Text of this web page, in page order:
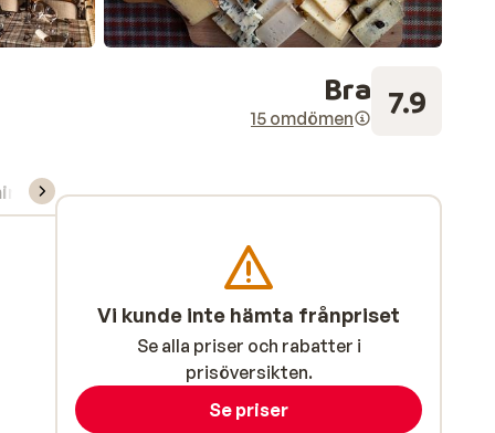
Bra
15 omdömen 7.9
Skidskola
Vi kunde inte hämta frånpriset
Se alla priser och rabatter i
prisöversikten.
Se priser